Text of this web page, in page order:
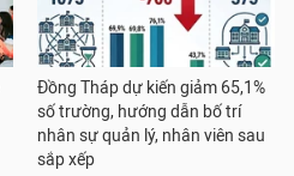
Đồng Tháp dự kiến giảm 65,1%
số trường, hướng dẫn bố trí
nhân sự quản lý, nhân viên sau
sắp xếp